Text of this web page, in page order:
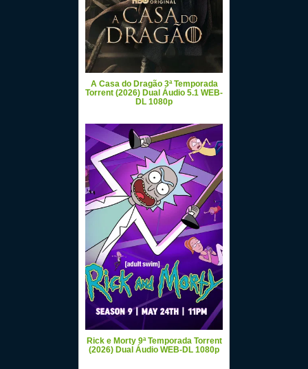
A Casa do Dragão 3ª Temporada
Torrent (2026) Dual Áudio 5.1 WEB-
DL 1080p
Rick e Morty 9ª Temporada Torrent
(2026) Dual Áudio WEB-DL 1080p